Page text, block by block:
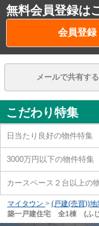
無料会員登録は
会員登録
メールで共有する
こだわり特集
日当たり良好の物件特集
3000万円以下の物件特集
カースペース２台以上の
マイタウン > (戸建(売買))
築一戸建住宅 全1棟 (ふ